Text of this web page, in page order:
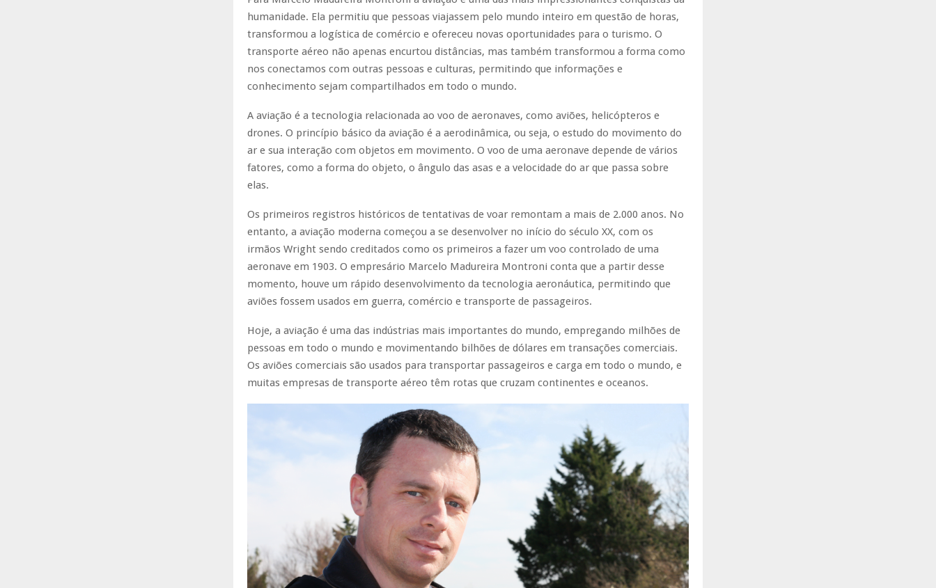
humanidade. Ela permitiu que pessoas viajassem pelo mundo inteiro em questão de horas,
transformou a logística de comércio e ofereceu novas oportunidades para o turismo. O
transporte aéreo não apenas encurtou distâncias, mas também transformou a forma como
nos conectamos com outras pessoas e culturas, permitindo que informações e
conhecimento sejam compartilhados em todo o mundo.
A aviação é a tecnologia relacionada ao voo de aeronaves, como aviões, helicópteros e
drones. O princípio básico da aviação é a aerodinâmica, ou seja, o estudo do movimento do
ar e sua interação com objetos em movimento. O voo de uma aeronave depende de vários
fatores, como a forma do objeto, o ângulo das asas e a velocidade do ar que passa sobre
elas.
Os primeiros registros históricos de tentativas de voar remontam a mais de 2.000 anos. No
entanto, a aviação moderna começou a se desenvolver no início do século XX, com os
irmãos Wright sendo creditados como os primeiros a fazer um voo controlado de uma
aeronave em 1903. O empresário Marcelo Madureira Montroni conta que a partir desse
momento, houve um rápido desenvolvimento da tecnologia aeronáutica, permitindo que
aviões fossem usados ​​em guerra, comércio e transporte de passageiros.
Hoje, a aviação é uma das indústrias mais importantes do mundo, empregando milhões de
pessoas em todo o mundo e movimentando bilhões de dólares em transações comerciais.
Os aviões comerciais são usados ​​para transportar passageiros e carga em todo o mundo, e
muitas empresas de transporte aéreo têm rotas que cruzam continentes e oceanos.